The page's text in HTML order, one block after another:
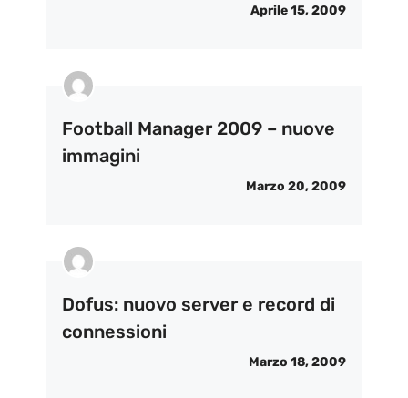
Aprile 15, 2009
Football Manager 2009 – nuove
immagini
Marzo 20, 2009
Dofus: nuovo server e record di
connessioni
Marzo 18, 2009